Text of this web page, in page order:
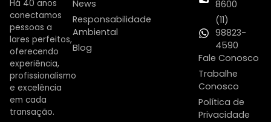
Há 40 anos
conectamos
pessoas a
lares perfeitos,
oferecendo
experiência,
profissionalismo
e excelência
em cada
transação.
News
Responsabilidade
Ambiental
Blog
8600
(11)
98823-
4590
Fale Conosco
Trabalhe
Conosco
Política de
Privacidade